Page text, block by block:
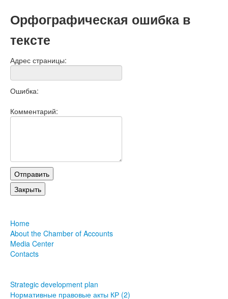
Орфографическая ошибка в
тексте
Адрес страницы:
Ошибка:
Комментарий:
Home
About the Chamber of Accounts
Media Center
Contacts
Strategic development plan
Нормативные правовые акты КР (2)